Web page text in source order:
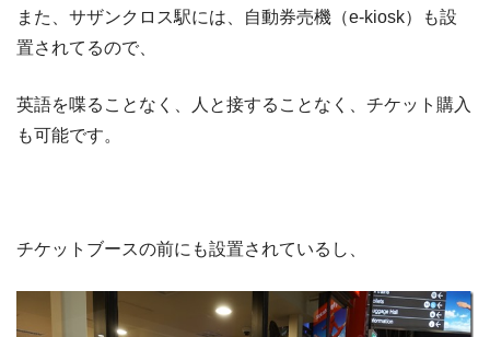
また、サザンクロス駅には、自動券売機（e-kiosk）も設
置されてるので、
英語を喋ることなく、人と接することなく、チケット購入
も可能です。
チケットブースの前にも設置されているし、